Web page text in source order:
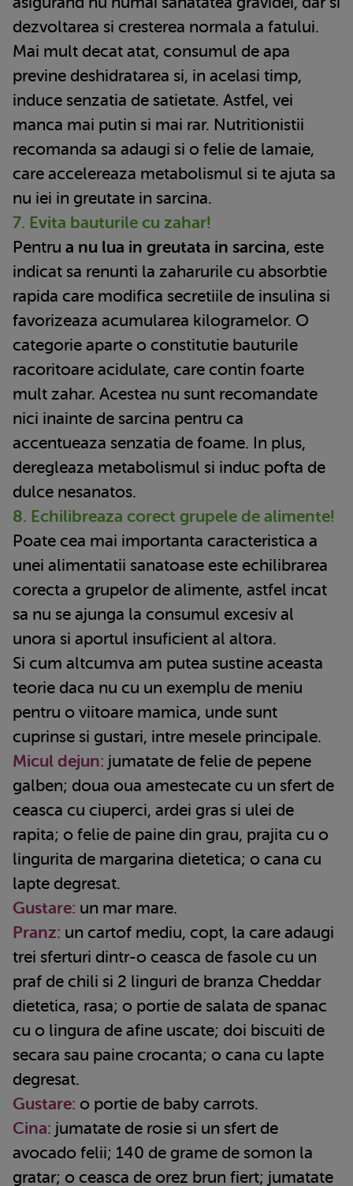
dezvoltarea si cresterea normala a fatului.
Mai mult decat atat, consumul de apa
previne deshidratarea si, in acelasi timp,
induce senzatia de satietate. Astfel, vei
manca mai putin si mai rar. Nutritionistii
recomanda sa adaugi si o felie de lamaie,
care accelereaza metabolismul si te ajuta sa
nu iei in greutate in sarcina.
7. Evita bauturile cu zahar!
Pentru a nu lua in greutata in sarcina, este
indicat sa renunti la zaharurile cu absorbtie
rapida care modifica secretiile de insulina si
favorizeaza acumularea kilogramelor. O
categorie aparte o constitutie bauturile
racoritoare acidulate, care contin foarte
mult zahar. Acestea nu sunt recomandate
nici inainte de sarcina pentru ca
accentueaza senzatia de foame. In plus,
deregleaza metabolismul si induc pofta de
dulce nesanatos.
8. Echilibreaza corect grupele de alimente!
Poate cea mai importanta caracteristica a
unei alimentatii sanatoase este echilibrarea
corecta a grupelor de alimente, astfel incat
sa nu se ajunga la consumul excesiv al
unora si aportul insuficient al altora.
Si cum altcumva am putea sustine aceasta
teorie daca nu cu un exemplu de meniu
pentru o viitoare mamica, unde sunt
cuprinse si gustari, intre mesele principale.
Micul dejun: jumatate de felie de pepene
galben; doua oua amestecate cu un sfert de
ceasca cu ciuperci, ardei gras si ulei de
rapita; o felie de paine din grau, prajita cu o
lingurita de margarina dietetica; o cana cu
lapte degresat.
Gustare: un mar mare.
Pranz: un cartof mediu, copt, la care adaugi
trei sferturi dintr-o ceasca de fasole cu un
praf de chili si 2 linguri de branza Cheddar
dietetica, rasa; o portie de salata de spanac
cu o lingura de afine uscate; doi biscuiti de
secara sau paine crocanta; o cana cu lapte
degresat.
Gustare: o portie de baby carrots.
Cina: jumatate de rosie si un sfert de
avocado felii; 140 de grame de somon la
gratar; o ceasca de orez brun fiert; jumatate